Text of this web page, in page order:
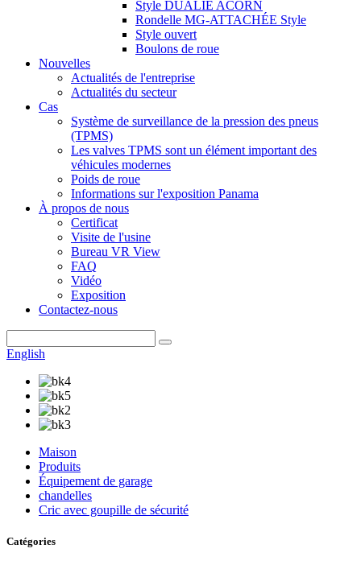
Style DUALIE ACORN
Rondelle MG-ATTACHÉE Style
Style ouvert
Boulons de roue
Nouvelles
Actualités de l'entreprise
Actualités du secteur
Cas
Système de surveillance de la pression des pneus
(TPMS)
Les valves TPMS sont un élément important des
véhicules modernes
Poids de roue
Informations sur l'exposition Panama
À propos de nous
Certificat
Visite de l'usine
Bureau VR View
FAQ
Vidéo
Exposition
Contactez-nous
English
Maison
Produits
Équipement de garage
chandelles
Cric avec goupille de sécurité
Catégories